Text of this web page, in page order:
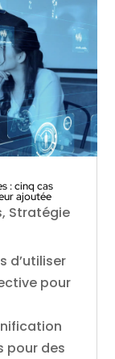
: cinq cas
ajoutée
, Stratégie
d’utiliser
pour
pour des